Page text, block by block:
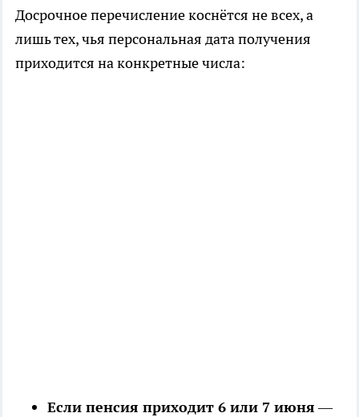
Досрочное перечисление коснётся не всех, а
лишь тех, чья персональная дата получения
приходится на конкретные числа:
Если пенсия приходит 6 или 7 июня—